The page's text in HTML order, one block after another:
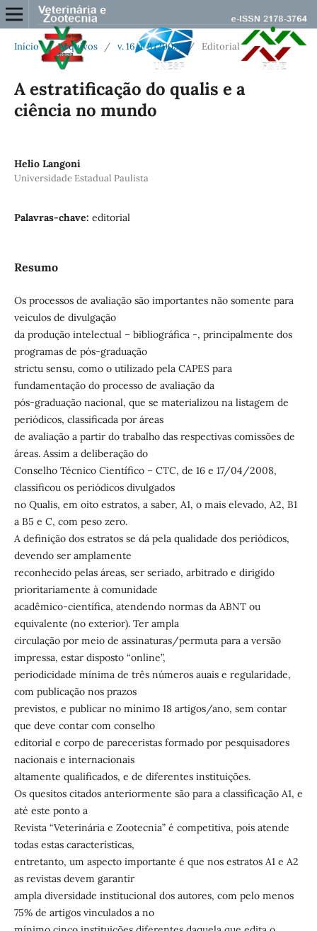
Início / Arquivos / v. 16 n. 3 (2009) / Editorial
A estratificação do qualis e a
ciência no mundo
Helio Langoni
Universidade Estadual Paulista
Palavras-chave: editorial
Resumo
Os processos de avaliação são importantes não somente para
veiculos de divulgação
da produção intelectual – bibliográfica -, principalmente dos
programas de pós-graduação
strictu sensu, como o utilizado pela CAPES para
fundamentação do processo de avaliação da
pós-graduação nacional, que se materializou na listagem de
periódicos, classificada por áreas
de avaliação a partir do trabalho das respectivas comissões de
áreas. Assim a deliberação do
Conselho Técnico Científico – CTC, de 16 e 17/04/2008,
classificou os periódicos divulgados
no Qualis, em oito estratos, a saber, A1, o mais elevado, A2, B1
a B5 e C, com peso zero.
A definição dos estratos se dá pela qualidade dos periódicos,
devendo ser amplamente
reconhecido pelas áreas, ser seriado, arbitrado e dirigido
prioritariamente à comunidade
acadêmico-científica, atendendo normas da ABNT ou
equivalente (no exterior). Ter ampla
circulação por meio de assinaturas/permuta para a versão
impressa, estar disposto “online”,
periodicidade mínima de três números auais e regularidade,
com publicação nos prazos
previstos, e publicar no mínimo 18 artigos/ano, sem contar
que deve contar com conselho
editorial e corpo de pareceristas formado por pesquisadores
nacionais e internacionais
altamente qualificados, e de diferentes instituições.
Os quesitos citados anteriormente são para a classificação A1, e
até este ponto a
Revista “Veterinária e Zootecnia” é competitiva, pois atende
todas estas características,
entretanto, um aspecto importante é que nos estratos A1 e A2
as revistas devem garantir
ampla diversidade institucional dos autores, com pelo menos
75% de artigos vinculados a no